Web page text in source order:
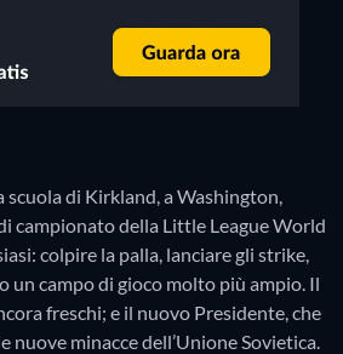
di Kirkland, a Washington,
campionato della Little League World
colpire la palla, lanciare gli strike,
un campo di gioco molto più ampio. Il
freschi; e il nuovo Presidente, che
nuove minacce dell’Unione Sovietica.